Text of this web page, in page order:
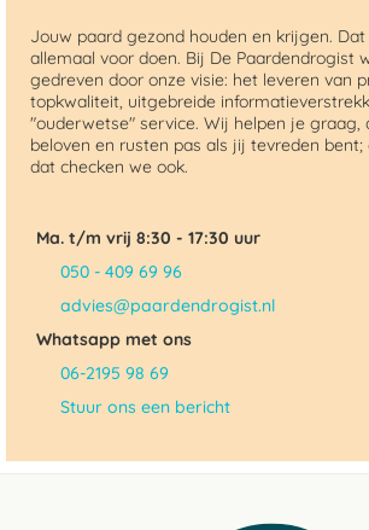
Jouw paard gezond houden en krijgen.
allemaal voor doen. Bij De Paardendrogist
gedreven door onze visie: het leveren van
topkwaliteit, uitgebreide
"ouderwetse" service. Wij helpen je graag,
beloven en rusten pas als jij tevreden
dat checken we ook.
Ma. t/m vrij 8:30 - 17:30 uur
050 - 409 69 96
advies@paardendrogist.nl
Whatsapp met ons
06-2195 98 69
Stuur ons een bericht